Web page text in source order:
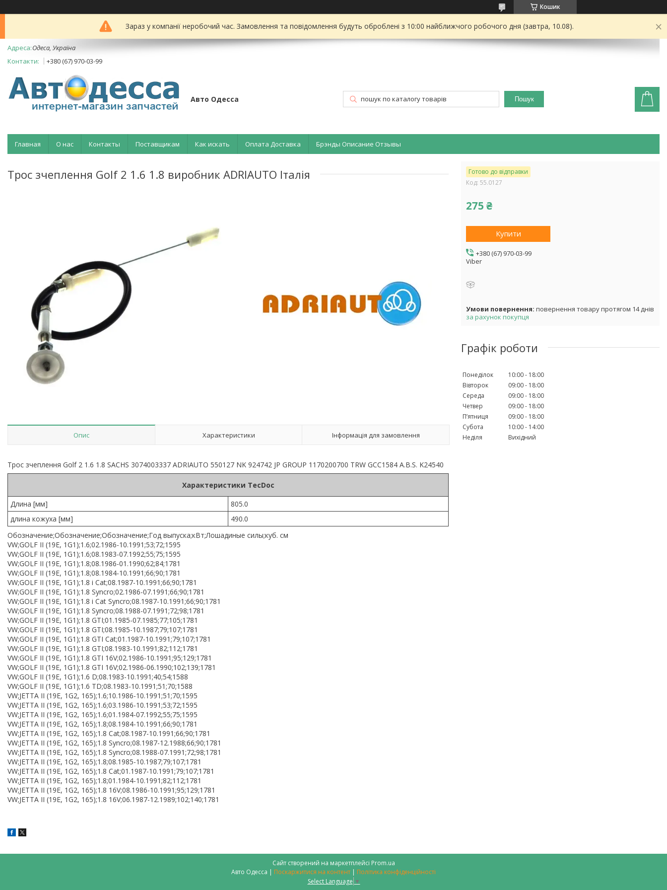
Кошик
Зараз у компанії неробочий час. Замовлення та повідомлення будуть оброблені з 10:00 найближчого робочого дня (завтра, 10.08).
Одеса, Україна
+380 (67) 970-03-99
Авто Одесса Пошук
Главная О нас Контакты Поставщикам Как искать Оплата Доставка Брэнды Описание Отзывы
Трос зчеплення Golf 2 1.6 1.8 виробник ADRIAUTO Італія
Опис Характеристики Інформація для замовлення
Трос зчеплення Golf 2 1.6 1.8 SACHS 3074003337 ADRIAUTO 550127 NK 924742 JP GROUP 1170200700 TRW GCC1584 A.B.S. K24540
Характеристики TecDoc
Длина [мм]
805.0
длина кожуха [мм]
490.0
Обозначение;Обозначение;Обозначение;Год выпуска;кВт;Лошадиные силы;куб. см
VW;GOLF II (19E, 1G1);1.6;02.1986-10.1991;53;72;1595
VW;GOLF II (19E, 1G1);1.6;08.1983-07.1992;55;75;1595
VW;GOLF II (19E, 1G1);1.8;08.1986-01.1990;62;84;1781
VW;GOLF II (19E, 1G1);1.8;08.1984-10.1991;66;90;1781
VW;GOLF II (19E, 1G1);1.8 i Cat;08.1987-10.1991;66;90;1781
VW;GOLF II (19E, 1G1);1.8 Syncro;02.1986-07.1991;66;90;1781
VW;GOLF II (19E, 1G1);1.8 i Cat Syncro;08.1987-10.1991;66;90;1781
VW;GOLF II (19E, 1G1);1.8 Syncro;08.1988-07.1991;72;98;1781
VW;GOLF II (19E, 1G1);1.8 GTI;01.1985-07.1985;77;105;1781
VW;GOLF II (19E, 1G1);1.8 GTI;08.1985-10.1987;79;107;1781
VW;GOLF II (19E, 1G1);1.8 GTI Cat;01.1987-10.1991;79;107;1781
VW;GOLF II (19E, 1G1);1.8 GTI;08.1983-10.1991;82;112;1781
VW;GOLF II (19E, 1G1);1.8 GTI 16V;02.1986-10.1991;95;129;1781
VW;GOLF II (19E, 1G1);1.8 GTI 16V;02.1986-06.1990;102;139;1781
VW;GOLF II (19E, 1G1);1.6 D;08.1983-10.1991;40;54;1588
VW;GOLF II (19E, 1G1);1.6 TD;08.1983-10.1991;51;70;1588
VW;JETTA II (19E, 1G2, 165);1.6;10.1986-10.1991;51;70;1595
VW;JETTA II (19E, 1G2, 165);1.6;03.1986-10.1991;53;72;1595
VW;JETTA II (19E, 1G2, 165);1.6;01.1984-07.1992;55;75;1595
VW;JETTA II (19E, 1G2, 165);1.8;08.1984-10.1991;66;90;1781
VW;JETTA II (19E, 1G2, 165);1.8 Cat;08.1987-10.1991;66;90;1781
VW;JETTA II (19E, 1G2, 165);1.8 Syncro;08.1987-12.1988;66;90;1781
VW;JETTA II (19E, 1G2, 165);1.8 Syncro;08.1988-07.1991;72;98;1781
VW;JETTA II (19E, 1G2, 165);1.8;08.1985-10.1987;79;107;1781
VW;JETTA II (19E, 1G2, 165);1.8 Cat;01.1987-10.1991;79;107;1781
VW;JETTA II (19E, 1G2, 165);1.8;01.1984-10.1991;82;112;1781
VW;JETTA II (19E, 1G2, 165);1.8 16V;08.1986-10.1991;95;129;1781
VW;JETTA II (19E, 1G2, 165);1.8 16V;06.1987-12.1989;102;140;1781
Готово до відправки
Код: 55.0127
275 ₴
Купити
+380 (67) 970-03-99
Viber
повернення товару протягом 14 днів
за рахунок покупця
Графік роботи
Понеділок 10:00
18:00
Вівторок
09:00
18:00
Середа
09:00
18:00
Четвер
09:00
18:00
Пʼятниця
09:00
18:00
Субота
10:00
14:00
Неділя
Вихідний
Сайт створений на маркетплейсі Prom.ua
Авто Одесса | Поскаржитися на контент | Політика конфіденційності
Select Language ▼